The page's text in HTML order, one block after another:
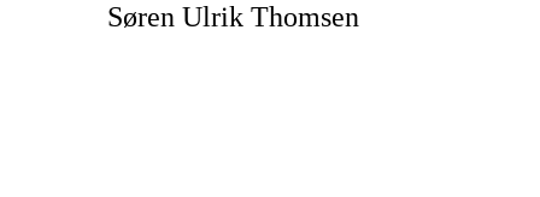
Søren Ulrik Thomsen